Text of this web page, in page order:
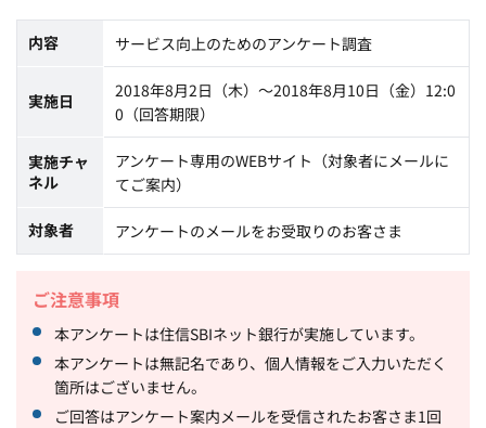
内容 サービス向上のためのアンケート調査
実施日
2018年8月2日（木）～2018年8月10日（金）12:0
0（回答期限）
実施チャ
ネル
アンケート専用のWEBサイト（対象者にメールに
てご案内）
対象者 アンケートのメールをお受取りのお客さま
ご注意事項
本アンケートは住信SBIネット銀行が実施しています。
本アンケートは無記名であり、個人情報をご入力いただく
箇所はございません。
ご回答はアンケート案内メールを受信されたお客さま1回